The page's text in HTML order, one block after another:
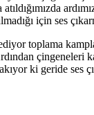
için ses
toplama
ki geride ses